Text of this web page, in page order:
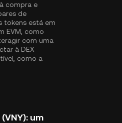
compra e
de
tokens está em
EVM, como
com uma
à DEX
como a
um